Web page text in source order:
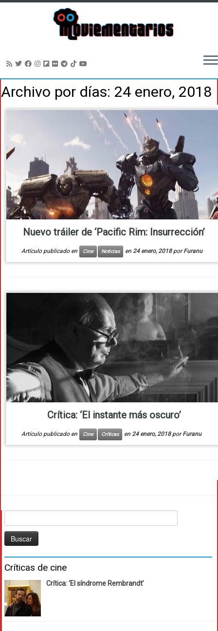
al
Archivo por días: 24 enero, 2018
Nuevo tráiler de ‘Pacific Rim: Insurrección’
Artículo publicado en Cine Noticias en 24 enero, 2018 porFuranu
Crítica: ‘El instante más oscuro’
Artículo publicado en Cine Críticas en 24 enero, 2018 porFuranu
Críticas de cine
Crítica: ‘El síndrome Rembrandt’